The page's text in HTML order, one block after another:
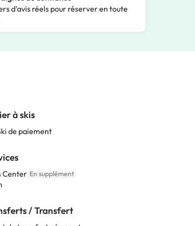
d'avis réels pour réserver en toute
à skis
de paiement
Center En supplément
/ Transfert